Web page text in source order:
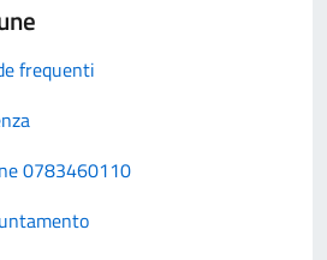
frequenti
0783460110